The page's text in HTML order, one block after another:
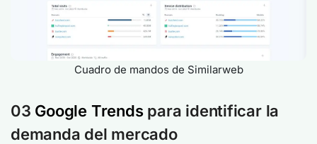
Cuadro de mandos de Similarweb
03 Google Trendspara identificar la
demanda del mercado